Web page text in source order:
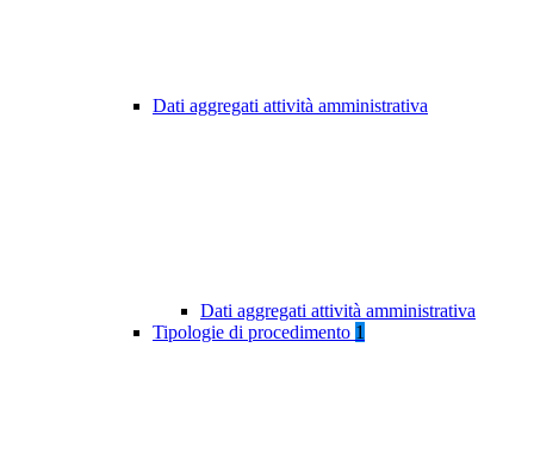
Dati aggregati attività amministrativa
Dati aggregati attività amministrativa
Tipologie di procedimento 1